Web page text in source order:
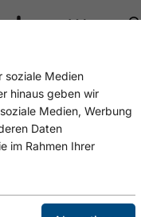
soziale Medien
hinaus geben wir
Medien, Werbung
Daten
im Rahmen Ihrer